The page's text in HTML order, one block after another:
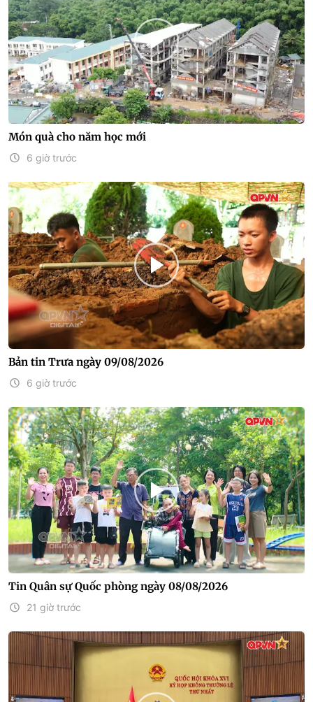
Món quà cho năm học mới
6 giờ trước
Bản tin Trưa ngày 09/08/2026
6 giờ trước
Tin Quân sự Quốc phòng ngày 08/08/2026
21 giờ trước